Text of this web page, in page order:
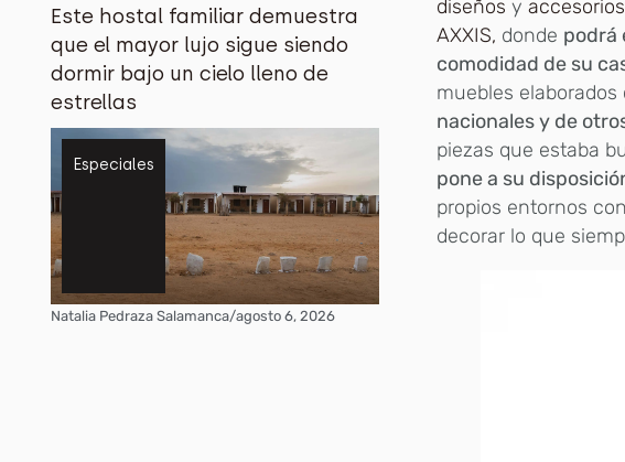
Este hostal familiar demuestra
que el mayor lujo sigue siendo
dormir bajo un cielo lleno de
estrellas
Especiales
Natalia Pedraza Salamanca/agosto 6, 2026
diseños yaccesorios
AXXIS, donde podrá
comodidad de su
muebles elaborados
nacionales y de
piezas que estaba
pone a su
propios entornos
decorar lo que